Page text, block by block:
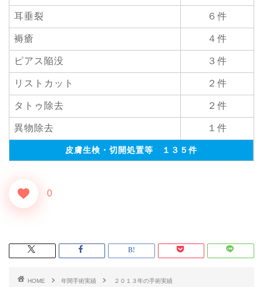
耳垂裂 ６件
褥瘡 ４件
ピアス陥没 ３件
リストカット ２件
タトゥ除去 ２件
異物除去 １件
皮膚生検・切開処置等 １３５件
0
HOME 年間手術実績 ２０１３年の手術実績